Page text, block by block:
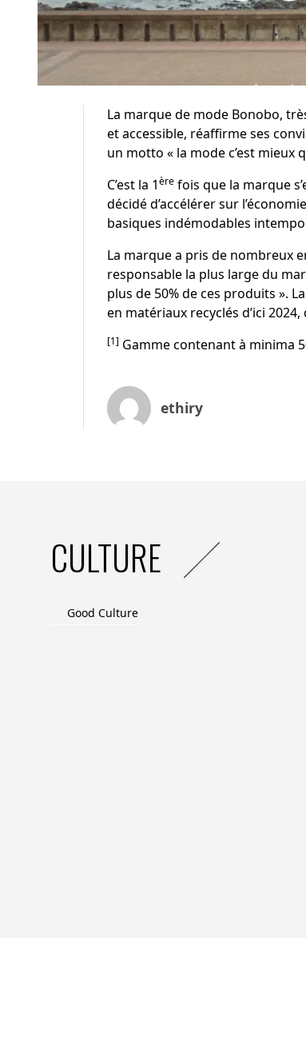
La marque de mode Bonobo,
et accessible, réaffirme ses
un motto « la mode c’est mieux
C’est la 1èrefois que la marque
décidé d’accélérer sur l’
basiques indémodables
La marque a pris de nombreux
responsable la plus large du
plus de 50% de ces produits ».
en matériaux recyclés d’ici
[1] Gamme contenant à minima
ethiry
CULTURE
Good Culture